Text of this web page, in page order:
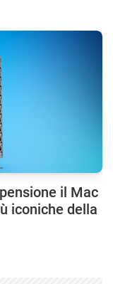
il Mac
iconiche della